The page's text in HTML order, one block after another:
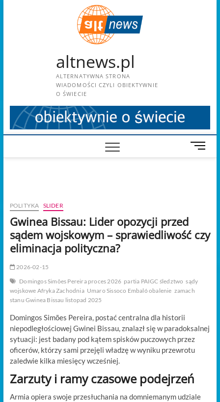
altnews.pl
ALTERNATYWNA STRONA
WIADOMOŚCI CZYLI OBIEKTYWNIE
O ŚWIECIE
M
e
o
POLITYKA SLIDER
Gwinea Bissau: Lider opozycji przed
sądem wojskowym – sprawiedliwość czy
eliminacja polityczna?
2026-02-15
Domingos Simões Pereira proces 2026 partia PAIGC śledztwo sądy
wojskowe Afryka Zachodnia Umaro Sissoco Embaló obalenie zamach
stanu Gwinea Bissau listopad 2025
Domingos Simões Pereira, postać centralna dla historii
niepodległościowej Gwinei Bissau, znalazł się w paradoksalnej
sytuacji: jest badany pod kątem spisków puczowych przez
oficerów, którzy sami przejęli władzę w wyniku przewrotu
zaledwie kilka miesięcy wcześniej.
Zarzuty i ramy czasowe podejrzeń
Armia opiera swoje przesłuchania na domniemanym udziale